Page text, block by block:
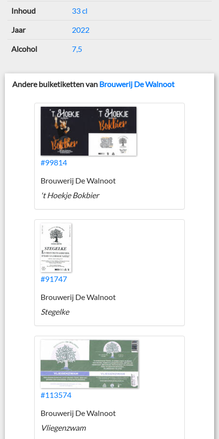
Inhoud 33 cl
Jaar 2022
Alcohol 7,5
Andere buiketiketten van Brouwerij De Walnoot
#99814
Brouwerij De Walnoot
't Hoekje Bokbier
#91747
Brouwerij De Walnoot
Stegelke
#113574
Brouwerij De Walnoot
Vliegenzwam